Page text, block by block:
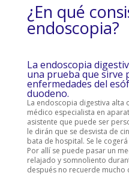
¿En qué
endoscopia?
La endoscopia
una prueba que sirve
enfermedades del
duodeno.
La endoscopia digestiva alta
médico especialista en
asistente que puede ser
le dirán que se desvista de
bata de hospital. Se le
Por allí se puede pasar un
relajado y somnoliento
después no recuerde